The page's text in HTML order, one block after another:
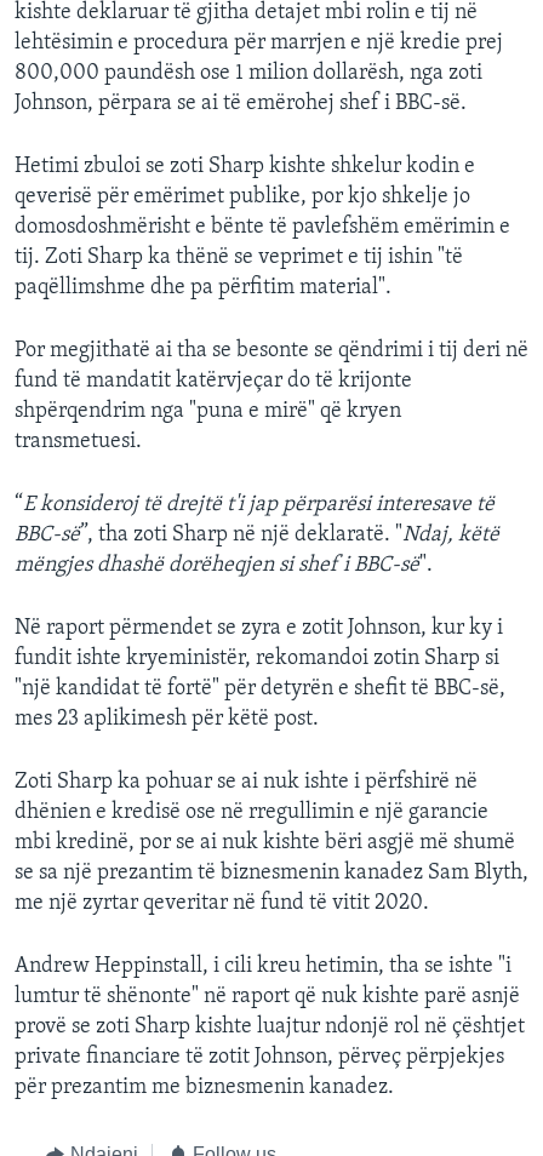
kishte deklaruar të gjitha detajet mbi rolin e tij në
lehtësimin e procedura për marrjen e një kredie prej
800,000 paundësh ose 1 milion dollarësh, nga zoti
Johnson, përpara se ai të emërohej shef i BBC-së.
Hetimi zbuloi se zoti Sharp kishte shkelur kodin e
qeverisë për emërimet publike, por kjo shkelje jo
domosdoshmërisht e bënte të pavlefshëm emërimin e
tij. Zoti Sharp ka thënë se veprimet e tij ishin "të
paqëllimshme dhe pa përfitim material".
Por megjithatë ai tha se besonte se qëndrimi i tij deri në
fund të mandatit katërvjeçar do të krijonte
shpërqendrim nga "puna e mirë" që kryen
transmetuesi.
“E konsideroj të drejtë t'i jap përparësi interesave të
BBC-së”, tha zoti Sharp në një deklaratë. "Ndaj, këtë
mëngjes dhashë dorëheqjen si shef i BBC-së".
Në raport përmendet se zyra e zotit Johnson, kur ky i
fundit ishte kryeministër, rekomandoi zotin Sharp si
"një kandidat të fortë" për detyrën e shefit të BBC-së,
mes 23 aplikimesh për këtë post.
Zoti Sharp ka pohuar se ai nuk ishte i përfshirë në
dhënien e kredisë ose në rregullimin e një garancie
mbi kredinë, por se ai nuk kishte bëri asgjë më shumë
se sa një prezantim të biznesmenin kanadez Sam Blyth,
me një zyrtar qeveritar në fund të vitit 2020.
Andrew Heppinstall, i cili kreu hetimin, tha se ishte "i
lumtur të shënonte" në raport që nuk kishte parë asnjë
provë se zoti Sharp kishte luajtur ndonjë rol në çështjet
private financiare të zotit Johnson, përveç përpjekjes
për prezantim me biznesmenin kanadez.